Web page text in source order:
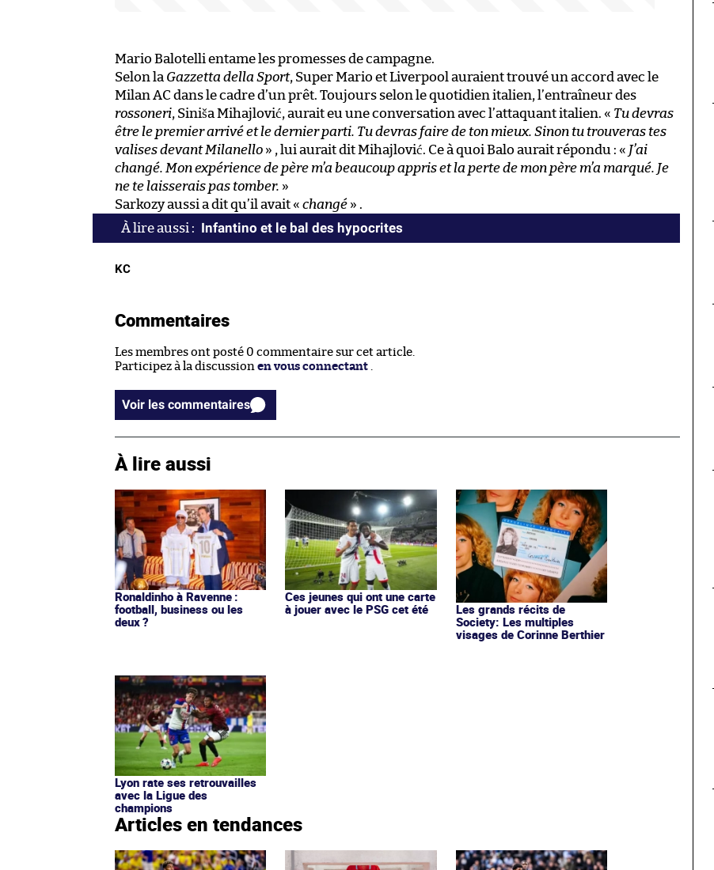
Mario Balotelli entame les promesses de campagne.
Selon la Gazzetta della Sport, Super Mario et Liverpool auraient trouvé un accord avec le
Milan AC dans le cadre d’un prêt. Toujours selon le quotidien italien, l’entraîneur des
rossoneri, Siniša Mihajlović, aurait eu une conversation avec l’attaquant italien. « Tu devras
être le premier arrivé et le dernier parti. Tu devras faire de ton mieux. Sinon tu trouveras tes
valises devant Milanello » , lui aurait dit Mihajlović. Ce à quoi Balo aurait répondu : « J’ai
changé. Mon expérience de père m’a beaucoup appris et la perte de mon père m’a marqué. Je
ne te laisserais pas tomber. »
Sarkozy aussi a dit qu’il avait « changé » .
Infantino et le bal des hypocrites
KC
Commentaires
Les membres ont posté 0 commentaire sur cet article.
Participez à la discussion en vous connectant .
Voir les commentaires
À lire aussi
Ronaldinho à Ravenne :
football, business ou les
deux ?
Ces jeunes qui ont une carte
à jouer avec le PSG cet été
Les grands récits de
Society: Les multiples
visages de Corinne Berthier
Lyon rate ses retrouvailles
avec la Ligue des
champions
Articles en tendances